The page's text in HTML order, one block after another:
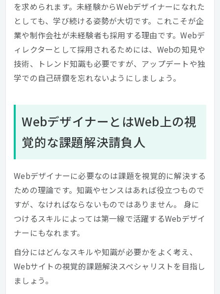
を求められます。未経験からWebデザイナーになれた
としても、学び続ける姿勢が大切です。これこそが企
業や制作会社が未経験者も採用する理由です。Webデ
ィレクターとして採用されるためには、Webの知見や
技術、トレンド知識も必要ですが、アップデートや独
学での自己研鑽を忘れないようにしましょう。
WebデザイナーとはWeb上の視
覚的な課題解決請負人
Webデザイナーに必要なのは課題を視覚的に解決する
ための理論です。知識やセンスはあれば役立つもので
すが、なければならないものではありません。 身に
つけるスキルによっては第一線で活躍するWebデザイ
ナーにもなれます。
自分にはどんなスキルや知識が必要かをよく考え、
Webサイトの視覚的課題解決スペシャリストを目指し
ましょう。